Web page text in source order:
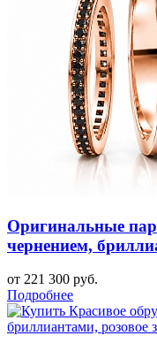
Оригинальные
чернением,
от 221 300 руб.
Подробнее